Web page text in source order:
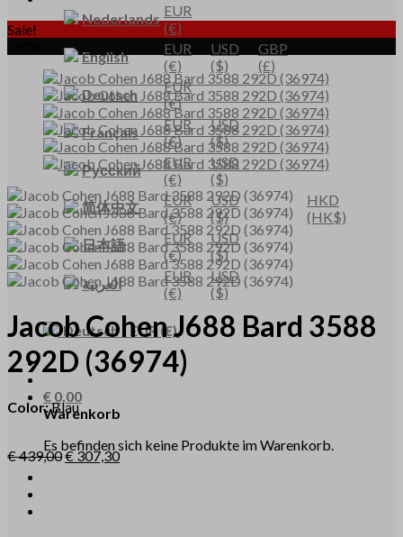
Nederlands EUR
(€)
English
EUR
(€)
USD
($)
GBP
(£)
Deutsch
EUR
(€)
Français
EUR
(€)
USD
($)
Русский
EUR
(€)
USD
($)
简体中文
EUR
(€)
USD
($)
HKD
(HK$)
日本語
EUR
(€)
USD
($)
العربية
EUR
(€)
USD
($)
Deutsch-EUR (€)
€ 0,00
Warenkorb
Es befinden sich keine Produkte im Warenkorb.
Sale!
Jacob CohenJ688 Bard 3588
292D (36974)
Color:Blau
€439,00€307,30